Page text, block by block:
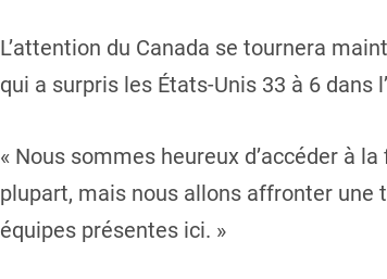
L’attention du Canada se tournera
qui a surpris les États-Unis 33 à 6 dans
« Nous sommes heureux d’accéder à
plupart, mais nous allons affronter une
équipes présentes ici. »